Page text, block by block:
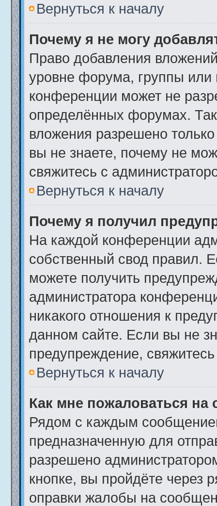
Вернуться к началу
Почему я не могу
Право добавления
уровне форума, группы или
конференции может не
определённых форумах.
вложения разрешено
вы не знаете, почему не
свяжитесь с
Вернуться к началу
Почему я получил
На каждой конференции
собственный свод правил.
можете получить
администратора
никакого отношения к
данном сайте. Если вы не
предупреждение,
Вернуться к началу
Как мне пожаловаться
Рядом с каждым
предназначенную для
разрешено
кнопке, вы пройдёте через
оправки жалобы на